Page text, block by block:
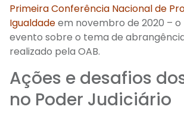
Primeira Conferência Nacional de
Igualdadeem novembro de 2020 – o
evento sobre o tema de
realizado pela OAB.
Ações e desafios
no Poder Judiciário